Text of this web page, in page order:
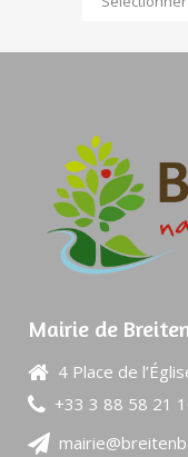
Mairie de
4 Place de
+33 3 88 58 21